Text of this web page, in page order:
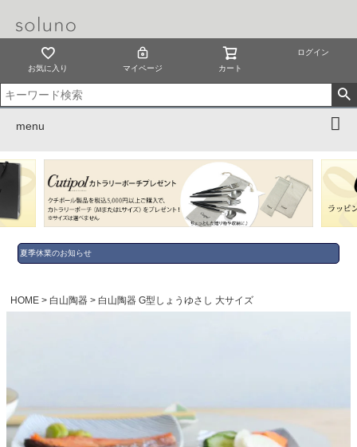
お気に入り マイページ カート
ログイン
menu
夏季休業のお知らせ
HOME 白山陶器 白山陶器 G型しょうゆさし 大サイズ